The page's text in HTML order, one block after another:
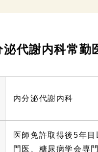
泌代謝内科常勤
内分泌代謝内科
医師免許取得後5年
門医、糖尿病学会専